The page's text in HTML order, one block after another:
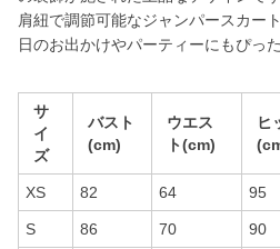
肩紐で調節可能なジャンパースカー
日のお出かけやパーティーにもぴっ
サ
イ
ズ
バスト
(cm)
ウエス
ト(cm)
ヒ
XS 82 64 95
S 86 70 90